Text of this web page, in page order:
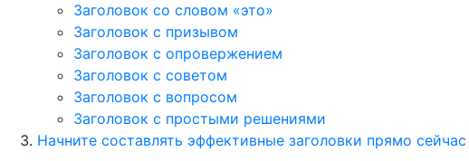
Заголовок со словом «это»
Заголовок с призывом
Заголовок с опровержением
Заголовок с советом
Заголовок с вопросом
Заголовок с простыми решениями
Начните составлять эффективные заголовки прямо сейчас